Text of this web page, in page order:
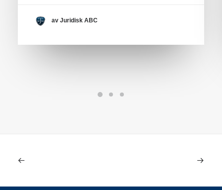
av Juridisk ABC